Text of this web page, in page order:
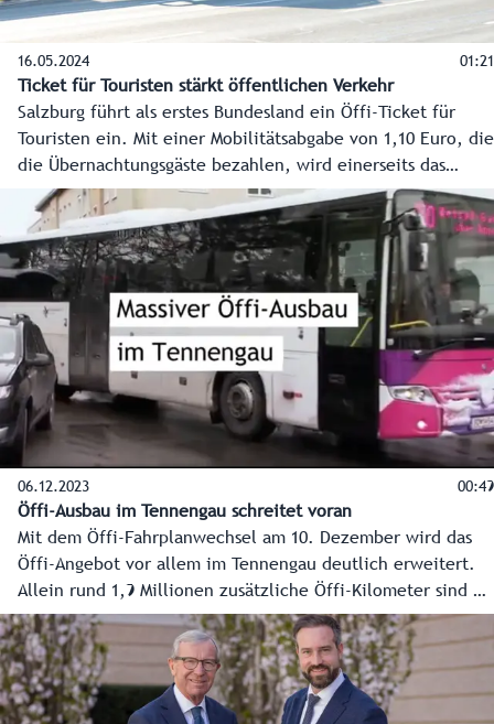
16.05.2024 01:21
Ticket für Touristen stärkt öffentlichen Verkehr
Salzburg führt als erstes Bundesland ein Öffi-Ticket für
Touristen ein. Mit einer Mobilitätsabgabe von 1,10 Euro, die
die Übernachtungsgäste bezahlen, wird einerseits das
Ticket finanziert und andererseits der weitere massive
Ausbau des öffentlichen Verkehrs. Salzburgs Gäste können
so ab 1. Juli 2025 gratis alle Öffis in Salzburg nutzen.
06.12.2023 00:49
Öffi-Ausbau im Tennengau schreitet voran
Mit dem Öffi-Fahrplanwechsel am 10. Dezember wird das
Öffi-Angebot vor allem im Tennengau deutlich erweitert.
Allein rund 1,9 Millionen zusätzliche Öffi-Kilometer sind es
für den Tennengau. Anpassungen der Linienführungen und
mehr Kapazitäten stärken Hallein als Öffi-Knotenpunkt für
den Bezirk.